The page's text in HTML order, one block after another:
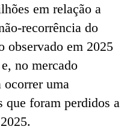
em relação a
recorrência do
observado em 2025
no mercado
ocorrer uma
que foram perdidos a